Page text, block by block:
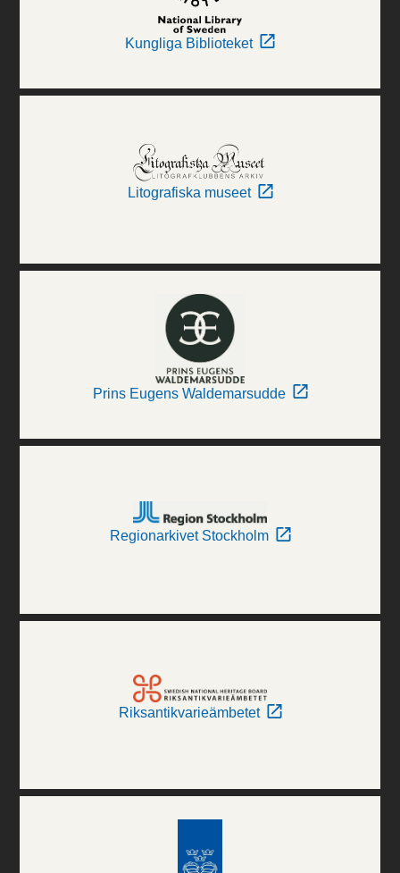
Kungliga Biblioteket
Litografiska museet
Prins Eugens Waldemarsudde
Regionarkivet Stockholm
Riksantikvarieämbetet